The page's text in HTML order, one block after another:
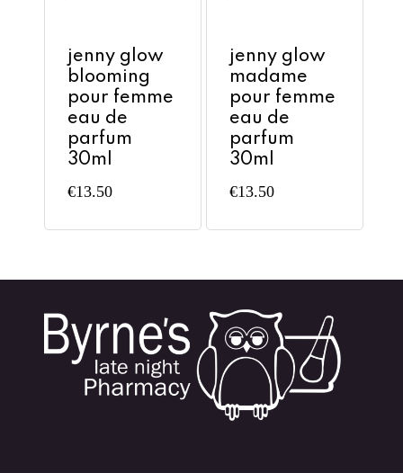
jenny glow
blooming
pour femme
eau de
parfum
30ml
€13.50
jenny glow
madame
pour femme
eau de
parfum
30ml
€13.50